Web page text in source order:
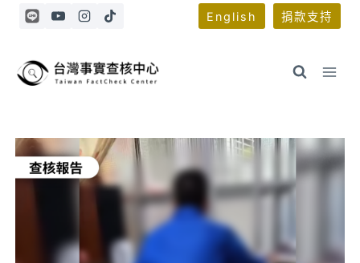
Skip
English 捐款支持